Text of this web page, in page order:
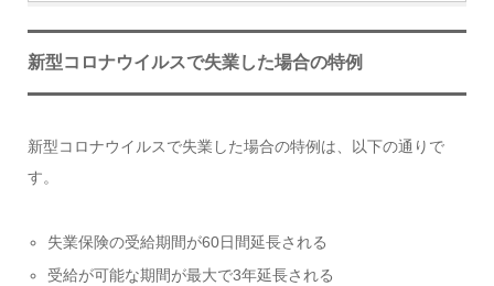
新型コロナウイルスで失業した場合の特例
新型コロナウイルスで失業した場合の特例は、以下の通りで
す。
失業保険の受給期間が60日間延長される
受給が可能な期間が最大で3年延長される